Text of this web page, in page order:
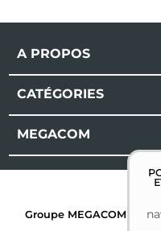
A PROPOS
CATÉGORIES
MEGACOM
Groupe MEGACOM |